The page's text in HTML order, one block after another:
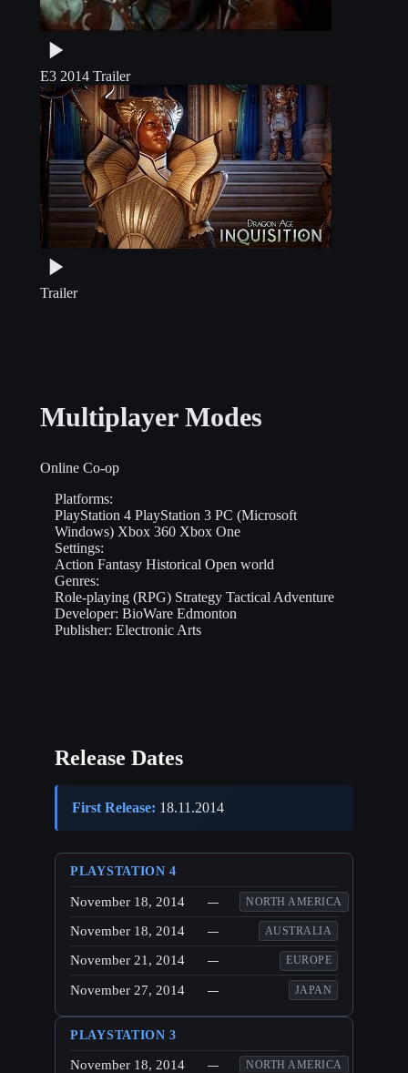
E3 2014 Trailer
Trailer
Multiplayer Modes
Online Co-op
Platforms:
PlayStation 4 PlayStation 3 PC (Microsoft
Windows) Xbox 360 Xbox One
Settings:
Action Fantasy Historical Open world
Genres:
Role-playing (RPG) Strategy Tactical Adventure
Developer: BioWare Edmonton
Publisher: Electronic Arts
Release Dates
First Release: 18.11.2014
PLAYSTATION 4
November 18, 2014 — NORTH AMERICA
November 18, 2014 — AUSTRALIA
November 21, 2014 — EUROPE
November 27, 2014 — JAPAN
PLAYSTATION 3
November 18, 2014 — NORTH AMERICA